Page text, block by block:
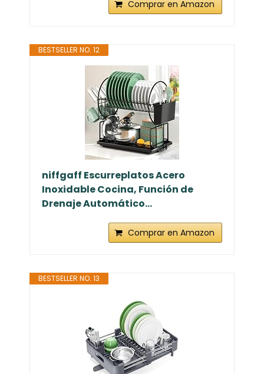
Comprar en Amazon
BESTSELLER NO. 12
niffgaff Escurreplatos Acero
Inoxidable Cocina, Función de
Drenaje Automático...
Comprar en Amazon
BESTSELLER NO. 13